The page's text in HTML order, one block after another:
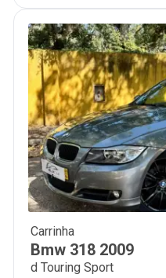
Carrinha
Bmw 318 2009
d Touring Sport